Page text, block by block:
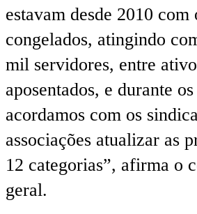
estavam desde 2010 com
congelados, atingindo
mil servidores, entre
aposentados, e durante
acordamos com os
associações atualizar as
12 categorias”, afirma o
geral.